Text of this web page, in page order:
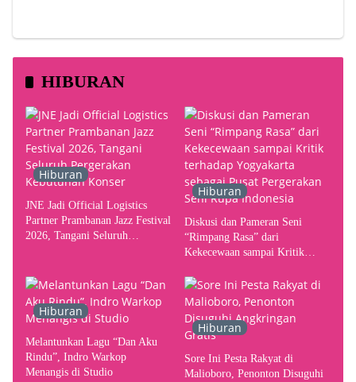
HIBURAN
Hiburan
JNE Jadi Official Logistics
Partner Prambanan Jazz Festival
2026, Tangani Seluruh
Hiburan
Diskusi dan Pameran Seni
“Rimpang Rasa” dari
Kekecewaan sampai Kritik
Pusat Pergerakan Seni Rupa
Indonesia
Hiburan
Melantunkan Lagu “Dan Aku
Rindu”, Indro Warkop
Menangis di Studio
Hiburan
Sore Ini Pesta Rakyat di
Malioboro, Penonton Disuguhi